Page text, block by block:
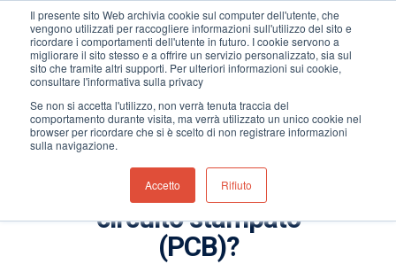
Il presente sito Web archivia cookie sul computer dell'utente, che
vengono utilizzati per raccogliere informazioni sull'utilizzo del sito e
ricordare i comportamenti dell'utente in futuro. I cookie servono a
migliorare il sito stesso e a offrire un servizio personalizzato, sia sul
sito che tramite altri supporti. Per ulteriori informazioni sui cookie,
consultare l'informativa sulla privacy
Se non si accetta l'utilizzo, non verrà tenuta traccia del
comportamento durante visita, ma verrà utilizzato un unico cookie nel
browser per ricordare che si è scelto di non registrare informazioni
sulla navigazione.
Accetto Rifiuto
Hit enter to search or ESC to close
Avete un’immagine
dell’impronta per il
design della scheda a
circuito stampato
(PCB)?